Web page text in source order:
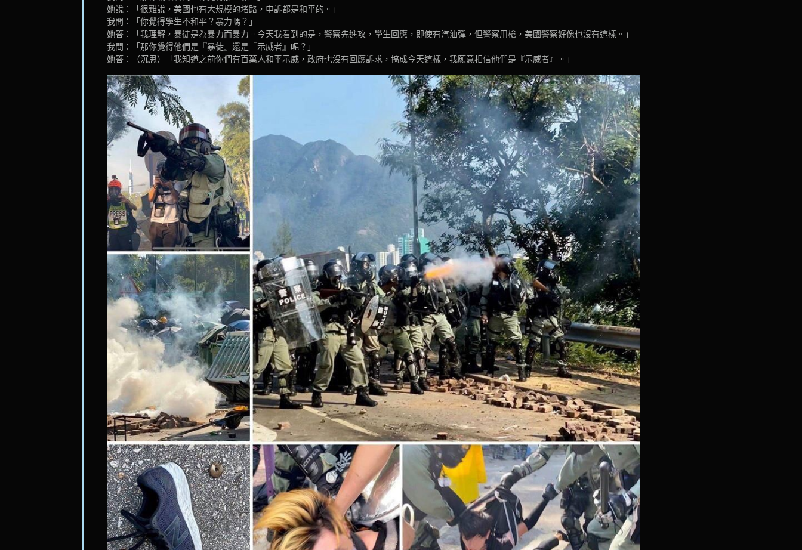
她說：「很難說，美國也有大規模的堵路，申訴都是和平的。」
我問：「你覺得學生不和平？暴力嗎？」
她答：「我理解，暴徒是為暴力而暴力。今天我看到的是，警察先進攻，學生回應，即使有汽油彈，但警察用槍，美國警察好像也沒有這樣。」
我問：「那你覺得他們是『暴徒』還是『示威者』呢？」
她答：（沉思）「我知道之前你們有百萬人和平示威，政府也沒有回應訴求，搞成今天這樣，我願意相信他們是『示威者』。」